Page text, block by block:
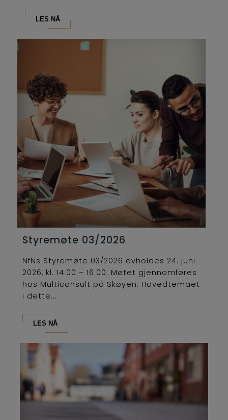
LES NÅ
Styremøte 03/2026
NfNs Styremøte 03/2026 avholdes 24. juni
2026, kl. 14:00 – 16:00. Møtet gjennomføres
hos Multiconsult på Skøyen. Hovedtemaet
i dette...
LES NÅ